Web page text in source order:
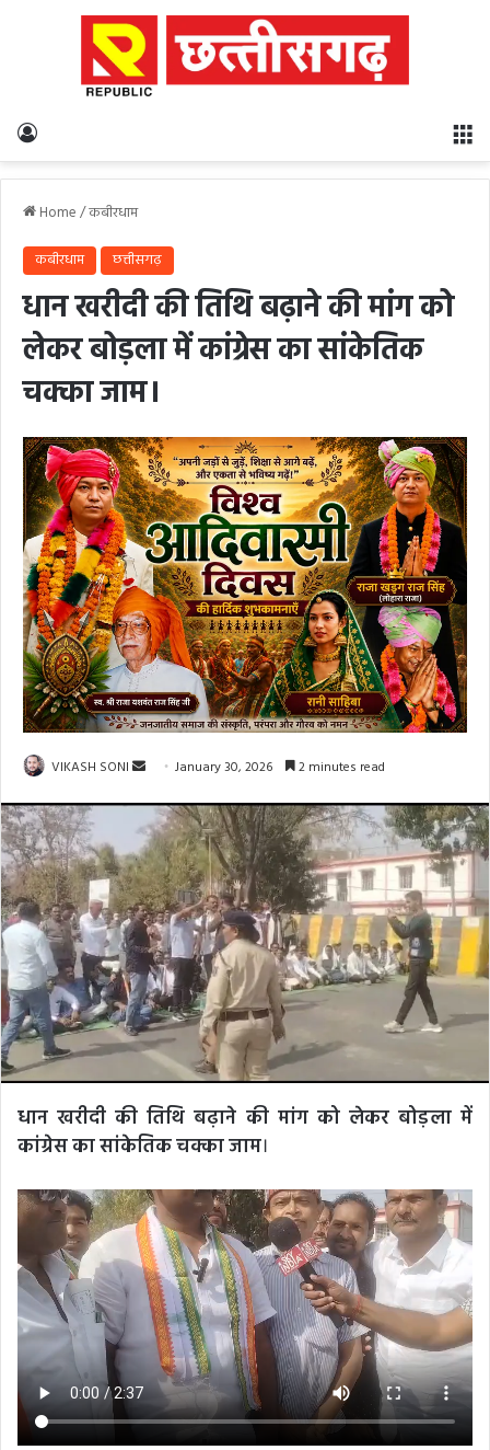
Home/कबीरधाम
कबीरधाम छत्तीसगढ़
धान खरीदी की तिथि बढ़ाने की मांग को
लेकर बोड़ला में कांग्रेस का सांकेतिक
चक्का जाम।
VIKASH SONI
Send
email
January 30, 2026 2 minutes read
धान खरीदी की तिथि बढ़ाने की मांग को लेकर बोड़ला में
कांग्रेस का सांकेतिक चक्का जाम।